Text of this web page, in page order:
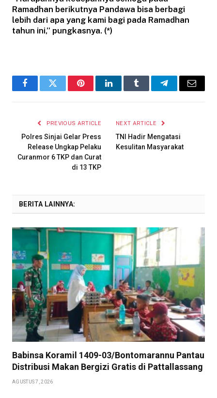
Ramadhan berikutnya Pandawa bisa berbagi
lebih dari apa yang kami bagi pada Ramadhan
tahun ini,” pungkasnya. (*)
FacebookTwitter PinterestLinkedInTumblr TelegramEmail
PREVIOUS ARTICLE
Polres Sinjai Gelar Press
Release Ungkap Pelaku
Curanmor 6 TKP dan Curat
di 13 TKP
NEXT ARTICLE
TNI Hadir Mengatasi
Kesulitan Masyarakat
BERITA LAINNYA:
Babinsa Koramil 1409-03/Bontomarannu Pantau
Distribusi Makan Bergizi Gratis di Pattallassang
AGUSTUS 7, 2026